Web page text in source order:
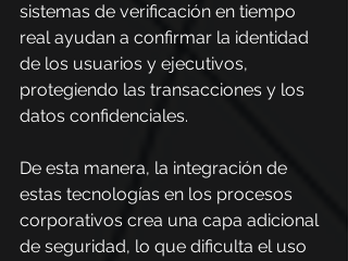
sistemas de verificación en tiempo
real ayudan a confirmar la identidad
de los usuarios y ejecutivos,
protegiendo las transacciones y los
datos confidenciales.
De esta manera, la integración de
estas tecnologías en los procesos
corporativos crea una capa adicional
de seguridad, lo que dificulta el uso